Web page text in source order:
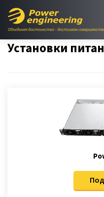
Установки